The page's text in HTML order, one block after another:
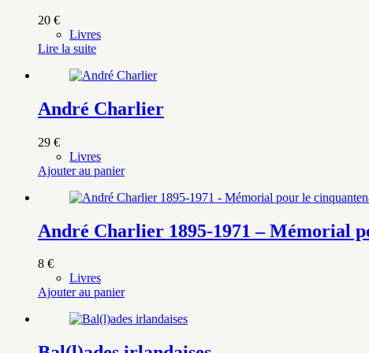
20 €
Livres
Lire la suite
André Charlier
29 €
Livres
Ajouter au panier
André Charlier 1895-1971 – Mémorial
8 €
Livres
Ajouter au panier